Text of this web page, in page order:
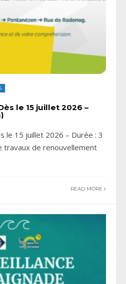
le 15 juillet 2026 –
le 15 juillet 2026 – Durée : 3
travaux de renouvellement
READ MORE